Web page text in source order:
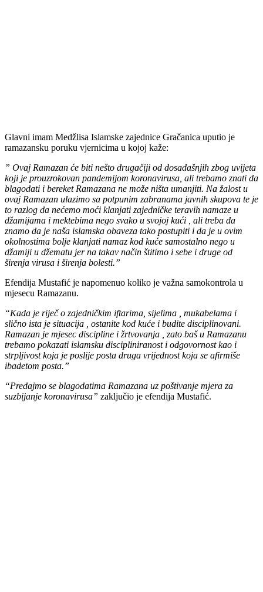
Glavni imam Medžlisa Islamske zajednice Gračanica uputio je
ramazansku poruku vjernicima u kojoj kaže:
” Ovaj Ramazan će biti nešto drugačiji od dosadašnjih zbog uvijeta
koji je prouzrokovan pandemijom koronavirusa, ali trebamo znati da
blagodati i bereket Ramazana ne može ništa umanjiti. Na žalost u
ovaj Ramazan ulazimo sa potpunim zabranama javnih skupova te je
to razlog da nećemo moći klanjati zajedničke teravih namaze u
džamijama i mektebima nego svako u svojoj kući , ali treba da
znamo da je naša islamska obaveza tako postupiti i da je u ovim
okolnostima bolje klanjati namaz kod kuće samostalno nego u
džamiji u džematu jer na takav način štitimo i sebe i druge od
širenja virusa i širenja bolesti.”
Efendija Mustafić je napomenuo koliko je važna samokontrola u
mjesecu Ramazanu.
“Kada je riječ o zajedničkim iftarima, sijelima , mukabelama i
slično ista je situacija , ostanite kod kuće i budite disciplinovani.
Ramazan je mjesec discipline i žrtvovanja , zato baš u Ramazanu
trebamo pokazati islamsku discipliniranost i odgovornost kao i
strpljivost koja je poslije posta druga vrijednost koja se afirmiše
ibadetom posta.”
“Predajmo se blagodatima Ramazana uz poštivanje mjera za
suzbijanje koronavirusa” zaključio je efendija Mustafić.